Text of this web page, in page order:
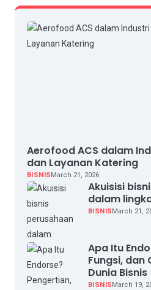
Aerofood ACS dalam
dan Layanan Katering
BISNIS March 21, 2026
Akuisisi
dalam
BISNIS March 21,
Apa Itu
Fungsi, dan
Dunia Bisnis
BISNIS March 19,